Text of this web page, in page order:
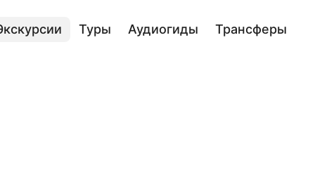
Туры Аудиогиды Трансферы